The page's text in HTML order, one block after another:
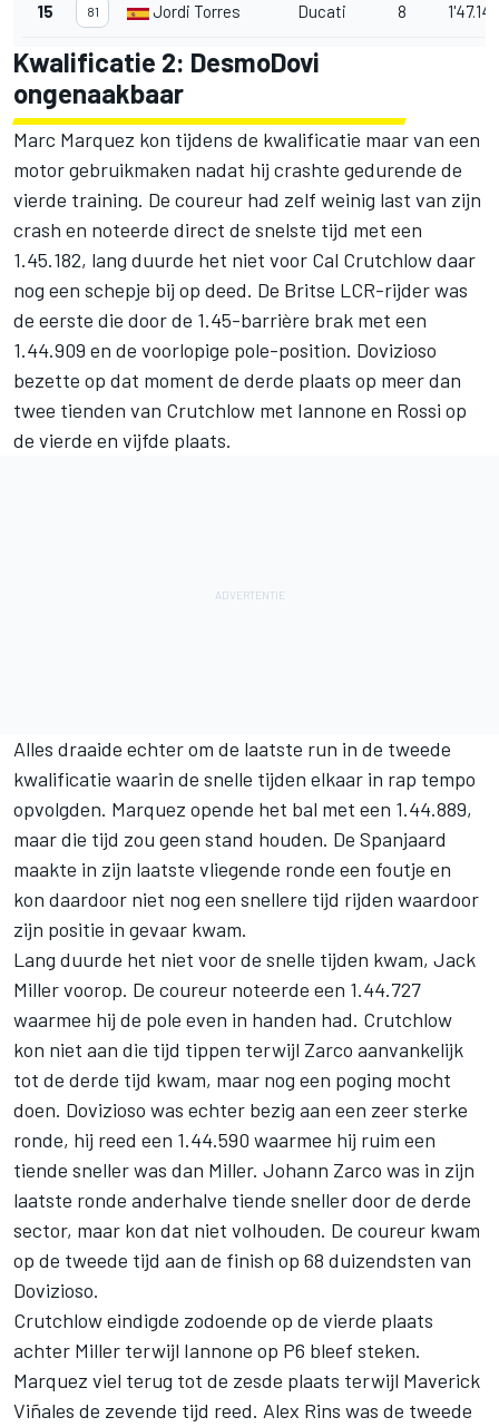
15 81 Jordi Torres Ducati 8 1'47.147
Kwalificatie 2: DesmoDovi
ongenaakbaar
Marc Marquez kon tijdens de kwalificatie maar van een
motor gebruikmaken nadat hij crashte gedurende de
vierde training. De coureur had zelf weinig last van zijn
crash en noteerde direct de snelste tijd met een
1.45.182, lang duurde het niet voor Cal Crutchlow daar
nog een schepje bij op deed. De Britse LCR-rijder was
de eerste die door de 1.45-barrière brak met een
1.44.909 en de voorlopige pole-position. Dovizioso
bezette op dat moment de derde plaats op meer dan
twee tienden van Crutchlow met Iannone en Rossi op
de vierde en vijfde plaats.
Alles draaide echter om de laatste run in de tweede
kwalificatie waarin de snelle tijden elkaar in rap tempo
opvolgden. Marquez opende het bal met een 1.44.889,
maar die tijd zou geen stand houden. De Spanjaard
maakte in zijn laatste vliegende ronde een foutje en
kon daardoor niet nog een snellere tijd rijden waardoor
zijn positie in gevaar kwam.
Lang duurde het niet voor de snelle tijden kwam, Jack
Miller voorop. De coureur noteerde een 1.44.727
waarmee hij de pole even in handen had. Crutchlow
kon niet aan die tijd tippen terwijl Zarco aanvankelijk
tot de derde tijd kwam, maar nog een poging mocht
doen. Dovizioso was echter bezig aan een zeer sterke
ronde, hij reed een 1.44.590 waarmee hij ruim een
tiende sneller was dan Miller. Johann Zarco was in zijn
laatste ronde anderhalve tiende sneller door de derde
sector, maar kon dat niet volhouden. De coureur kwam
op de tweede tijd aan de finish op 68 duizendsten van
Dovizioso.
Crutchlow eindigde zodoende op de vierde plaats
achter Miller terwijl Iannone op P6 bleef steken.
Marquez viel terug tot de zesde plaats terwijl Maverick
Viñales de zevende tijd reed. Alex Rins was de tweede